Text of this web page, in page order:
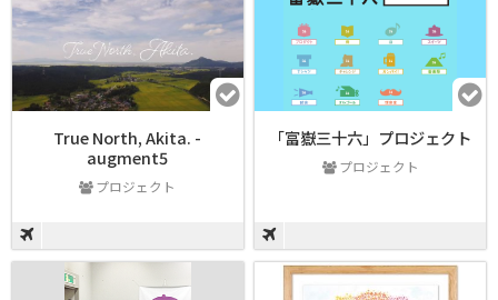
True North, Akita. -
augment5
プロジェクト
「富嶽三十六」プロジェクト
プロジェクト